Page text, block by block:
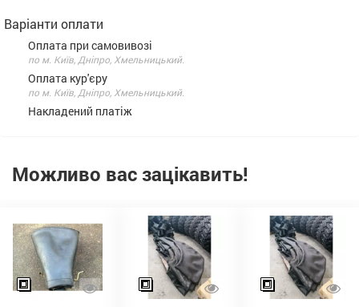
Варіанти оплати
Оплата при самовивозі
по м. Київ, Дніпро, Хмельницький.
Оплата кур'єру
по м. Київ, Дніпро, Хмельницький.
Накладений платіж
Можливо вас зацікавить!